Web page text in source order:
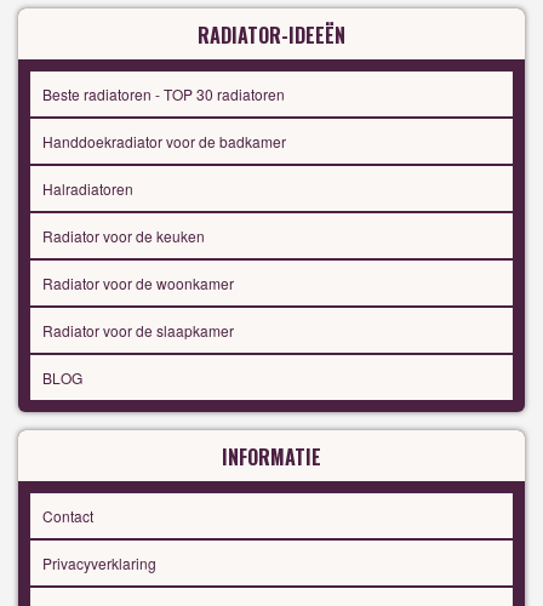
RADIATOR-IDEEËN
Beste radiatoren - TOP 30 radiatoren
Handdoekradiator voor de badkamer
Halradiatoren
Radiator voor de keuken
Radiator voor de woonkamer
Radiator voor de slaapkamer
BLOG
INFORMATIE
Contact
Privacyverklaring